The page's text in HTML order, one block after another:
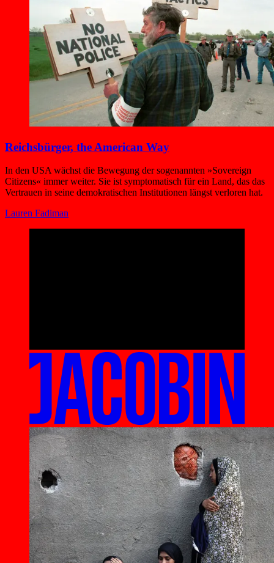
Reichsbürger, the American Way
In den USA wächst die Bewegung der sogenannten »Sovereign
Citizens« immer weiter. Sie ist symptomatisch für ein Land, das das
Vertrauen in seine demokratischen Institutionen längst verloren hat.
Lauren Fadiman